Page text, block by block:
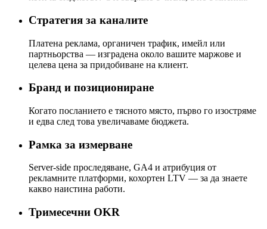
Стратегия за каналите
Платена реклама, органичен трафик, имейл или
партньорства — изградена около вашите маржове и
целева цена за придобиване на клиент.
Бранд и позициониране
Когато посланието е тясното място, първо го изостряме
и едва след това увеличаваме бюджета.
Рамка за измерване
Server-side проследяване, GA4 и атрибуция от
рекламните платформи, кохортен LTV — за да знаете
какво наистина работи.
Тримесечни OKR